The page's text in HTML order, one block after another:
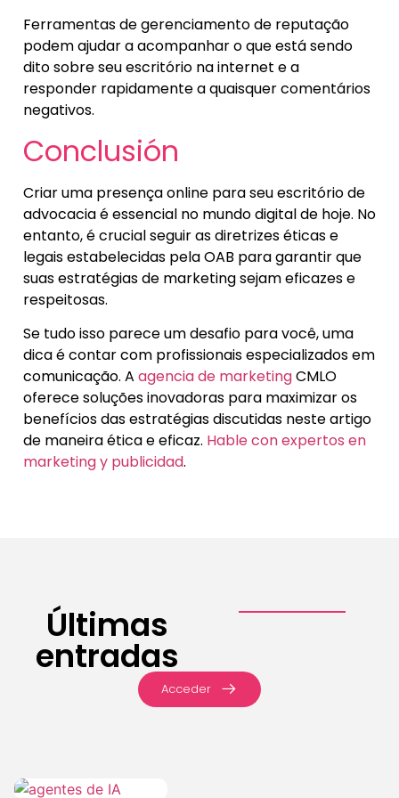
Ferramentas de gerenciamento de reputação
podem ajudar a acompanhar o que está sendo
dito sobre seu escritório na internet e a
responder rapidamente a quaisquer comentários
negativos.
Conclusión
Criar uma presença online para seu escritório de
advocacia é essencial no mundo digital de hoje. No
entanto, é crucial seguir as diretrizes éticas e
legais estabelecidas pela OAB para garantir que
suas estratégias de marketing sejam eficazes e
respeitosas.
Se tudo isso parece um desafio para você, uma
dica é contar com profissionais especializados em
comunicação. A agencia de marketingCMLO
oferece soluções inovadoras para maximizar os
benefícios das estratégias discutidas neste artigo
de maneira ética e eficaz. Hable con expertos en
marketing y publicidad.
Últimas
entradas
Acceder